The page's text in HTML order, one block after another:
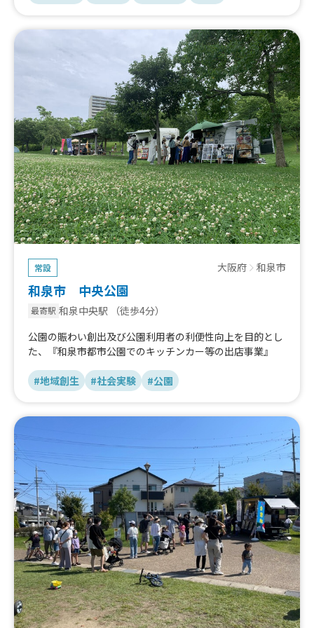
常設 大阪府 和泉市
和泉市 中央公園
最寄駅 和泉中央駅
（徒歩4分）
公園の賑わい創出及び公園利用者の利便性向上を目的とし
た、『和泉市都市公園でのキッチンカー等の出店事業』
#地域創生 #社会実験 #公園